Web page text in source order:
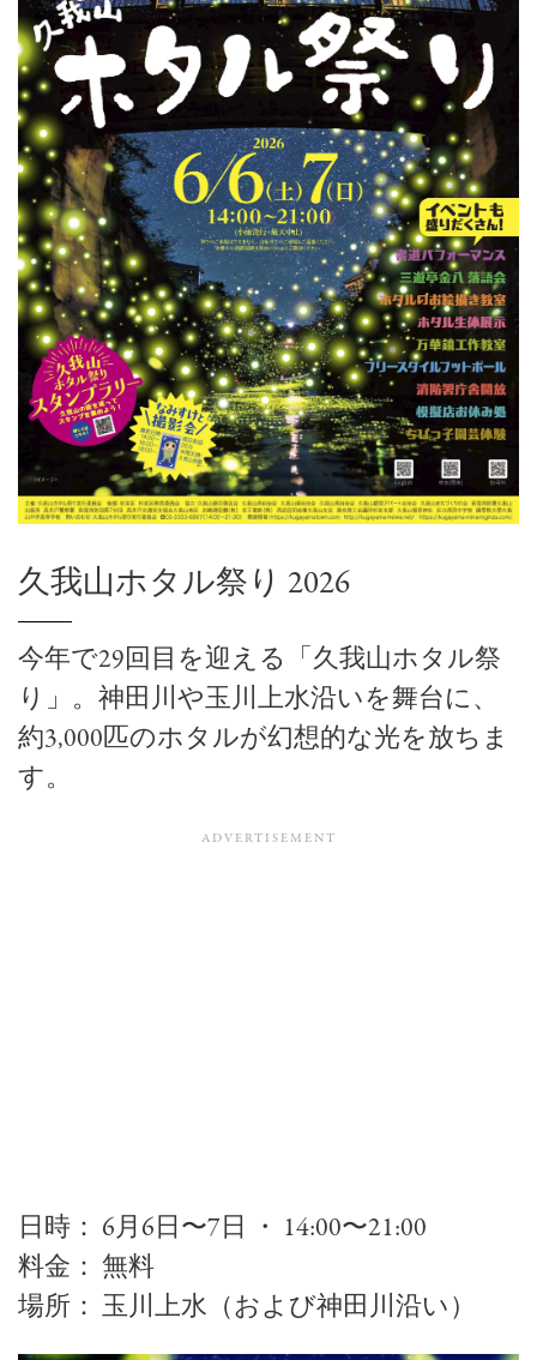
久我山ホタル祭り 2026
今年で29回目を迎える「久我山ホタル祭
り」。神田川や玉川上水沿いを舞台に、
約3,000匹のホタルが幻想的な光を放ちま
す。
日時： 6月6日〜7日 ・ 14:00〜21:00
料金： 無料
場所： 玉川上水（および神田川沿い）